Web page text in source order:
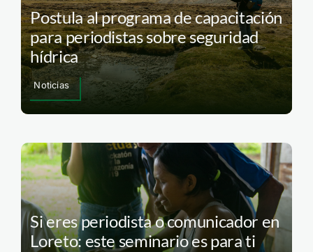
Postula al programa de capacitación
para periodistas sobre seguridad
hídrica
Noticias
Si eres periodista o comunicador en
Loreto: este seminario es para ti